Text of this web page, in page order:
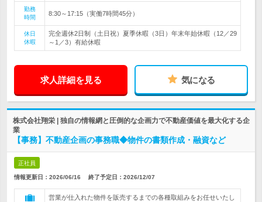
勤務
時間
8:30～17:15（実働7時間45分）
休日
休暇
完全週休2日制（土日祝）夏季休暇（3日）年末年始休暇（12／29
～1／3）有給休暇
求人詳細を見る 気になる
株式会社翔栄 | 独自の情報網と圧倒的な企画力で不動産価値を最大化する企
業
【事務】不動産企画の事務職◆物件の書類作成・融資など
正社員
情報更新日：2026/06/16 終了予定日： 2026/12/07
営業が仕入れた物件を販売するまでの各種取組みをお任せいたし